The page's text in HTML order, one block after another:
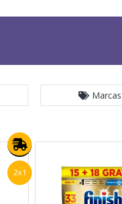
Marcas
2x1